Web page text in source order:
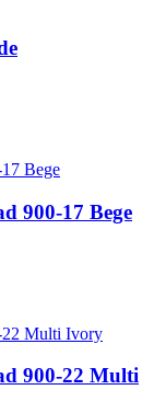
900-17 Bege
900-22 Multi